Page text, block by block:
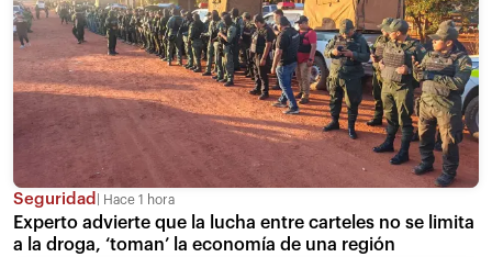
Seguridad Hace 1 hora
Experto advierte que la lucha entre carteles no se limita
a la droga, ‘toman’ la economía de una región